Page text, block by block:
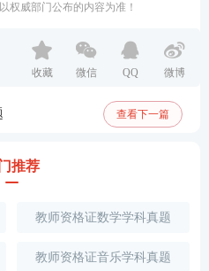
权威部门公布的内容为准！
收藏 微信 QQ 微博
查看下一篇
推荐
教师资格证数学学科真题
教师资格证音乐学科真题